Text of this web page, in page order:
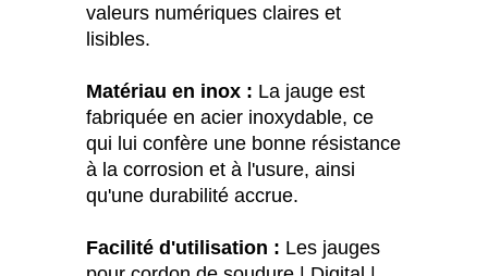
valeurs numériques claires et
lisibles.
Matériau en inox : La jauge est
fabriquée en acier inoxydable, ce
qui lui confère une bonne résistance
à la corrosion et à l'usure, ainsi
qu'une durabilité accrue.
Facilité d'utilisation : Les jauges